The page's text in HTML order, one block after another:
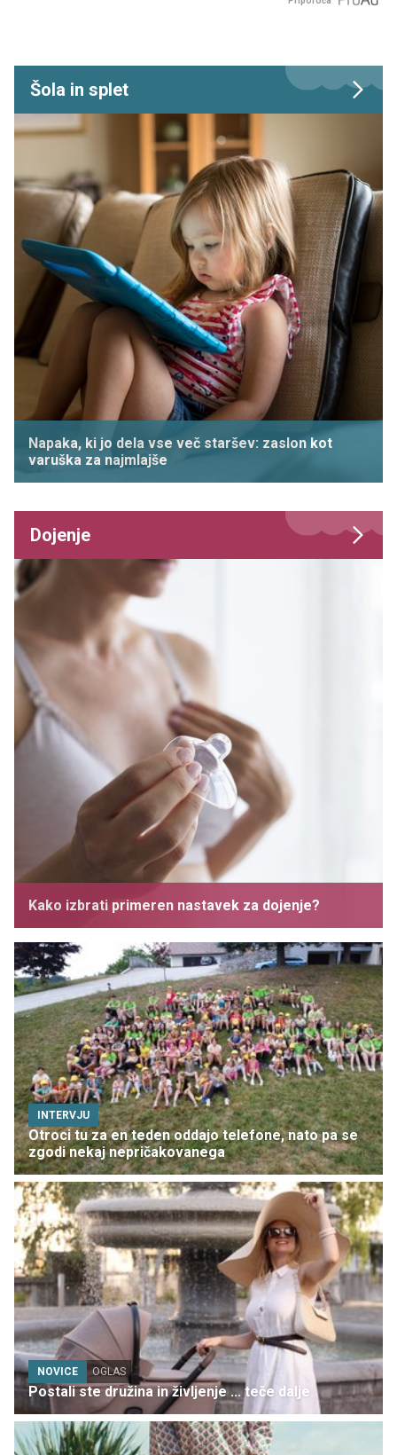
Šola in splet
Napaka, ki jo dela vse več staršev: zaslon kot
varuška za najmlajše
Dojenje
Kako izbrati primeren nastavek za dojenje?
INTERVJU
Otroci tu za en teden oddajo telefone, nato pa se
zgodi nekaj nepričakovanega
NOVICE OGLAS
Postali ste družina in življenje ... teče dalje